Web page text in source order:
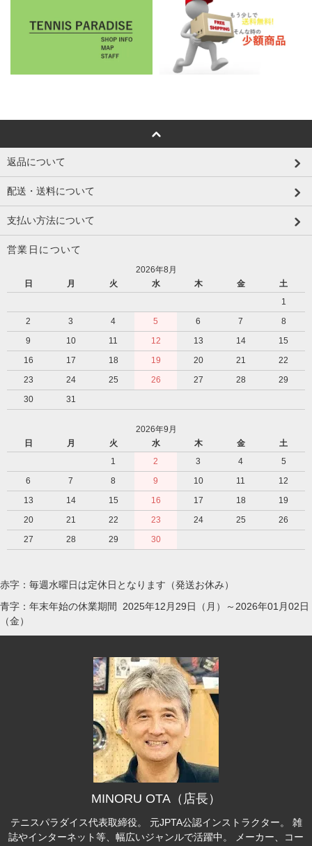
返品について
配送・送料について
支払い方法について
営業日について
2026年8月
日
月 火 水 木 金
土
1
2
3 4 5 6 7
8
9
10 11 12 13 14
15
16
17 18 19 20 21
22
23
24 25 26 27 28
29
30
31
2026年9月
日
月 火 水 木 金
土
1
2 3 4
5
6
7 8 9 10 11
12
13
14 15 16 17 18
19
20
21 22 23 24 25
26
27
28 29 30
赤字：毎週水曜日は定休日となります（発送お休み）
青字：年末年始の休業期間 2025年12月29日（月）～2026年01月02日
（金）
MINORU OTA（店長）
テニスパラダイス代表取締役。 元JPTA公認インストラクター。 雑
誌やインターネット等、幅広いジャンルで活躍中。 メーカー、コー